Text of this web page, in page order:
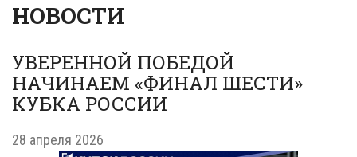
НОВОСТИ
УВЕРЕННОЙ ПОБЕДОЙ
НАЧИНАЕМ «ФИНАЛ ШЕСТИ»
КУБКА РОССИИ
28 апреля 2026